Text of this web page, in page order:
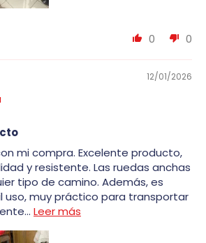
0 0
12/01/2026
mi compra. Excelente producto,
y resistente. Las ruedas anchas
tipo de camino. Además, es
uso, muy práctico para transportar
Leer más